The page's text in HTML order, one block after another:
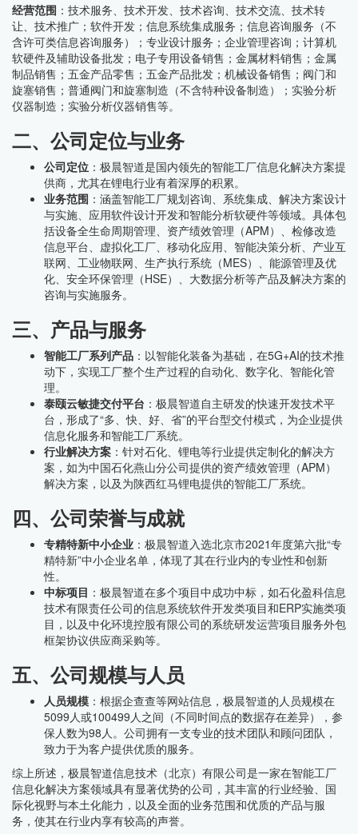
经营范围 ：技术服务、技术开发、技术咨询、技术交流、技术转
让、技术推广；软件开发；信息系统集成服务；信息咨询服务（不
含许可类信息咨询服务）；专业设计服务；企业管理咨询；计算机
软硬件及辅助设备批发；电子专用设备销售；金属材料销售；金属
制品销售；五金产品零售；五金产品批发；机械设备销售；阀门和
旋塞销售；普通阀门和旋塞制造（不含特种设备制造）；实验分析
仪器制造；实验分析仪器销售等。
二、公司定位与业务
公司定位 ：极晨智道是国内领先的智能工厂信息化解决方案提
供商，尤其在锂电行业有着深厚的积累。
业务范围 ：涵盖智能工厂规划咨询、系统集成、解决方案设计
与实施、应用软件设计开发和智能分析软硬件等领域。具体包
括设备全生命周期管理、资产绩效管理（APM）、检修改造
信息平台、虚拟化工厂、移动化应用、智能决策分析、产业互
联网、工业物联网、生产执行系统（MES）、能源管理及优
化、安全环保管理（HSE）、大数据分析等产品及解决方案的
咨询与实施服务。
三、产品与服务
智能工厂系列产品 ：以智能化装备为基础，在5G+AI的技术推
动下，实现工厂整个生产过程的自动化、数字化、智能化管
理。
泰颐云敏捷交付平台 ：极晨智道自主研发的快速开发技术平
台，形成了“多、快、好、省”的平台型交付模式，为企业提供
信息化服务和智能工厂系统。
行业解决方案 ：针对石化、锂电等行业提供定制化的解决方
案，如为中国石化燕山分公司提供的资产绩效管理（APM）
解决方案，以及为陕西红马锂电提供的智能工厂系统。
四、公司荣誉与成就
专精特新中小企业 ：极晨智道入选北京市2021年度第六批“专
精特新”中小企业名单，体现了其在行业内的专业性和创新
性。
中标项目 ：极晨智道在多个项目中成功中标，如石化盈科信息
技术有限责任公司的信息系统软件开发类项目和ERP实施类项
目，以及中化环境控股有限公司的系统研发运营项目服务外包
框架协议供应商采购等。
五、公司规模与人员
人员规模 ：根据企查查等网站信息，极晨智道的人员规模在
5099人或100499人之间（不同时间点的数据存在差异），参
保人数为98人。公司拥有一支专业的技术团队和顾问团队，
致力于为客户提供优质的服务。
综上所述，极晨智道信息技术（北京）有限公司是一家在智能工厂
信息化解决方案领域具有显著优势的公司，其丰富的行业经验、国
际化视野与本土化能力，以及全面的业务范围和优质的产品与服
务，使其在行业内享有较高的声誉。